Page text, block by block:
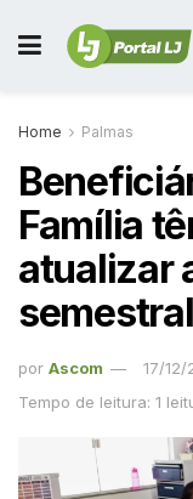
Home Palmas
Família
atualizar
semestral
por Ascom
17/12/
Tempo de leitura: 1